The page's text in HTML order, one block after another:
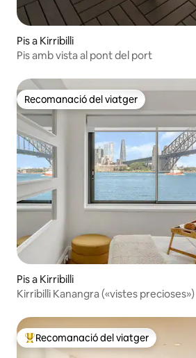
Pis a Kirribilli
Pis amb vista al pont del port
Recomanació del viatger
Recomanació del viatger
Pis a Kirribilli
Kirribilli Kanangra («vistes precioses»)
Principals recomanacions dels viatgers
Recomanació del viatger